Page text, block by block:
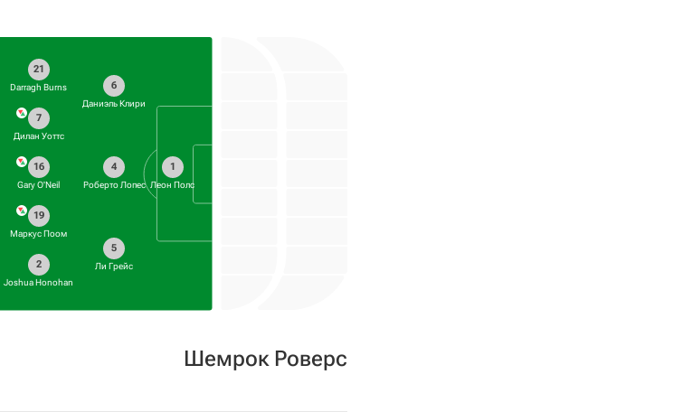
1
Леон Полс
6
Даниэль Клири
4
Роберто Лопес
5
Ли Грейс
21
Darragh Burns
7
Дилан Уоттс
16
Gary O'Neil
19
Маркус Поом
2
Joshua Honohan
Шемрок Роверс